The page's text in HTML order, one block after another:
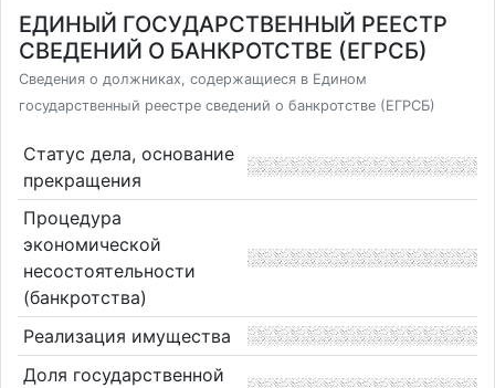
ЕДИНЫЙ ГОСУДАРСТВЕННЫЙ РЕЕСТР
СВЕДЕНИЙ О БАНКРОТСТВЕ (ЕГРСБ)
Сведения о должниках, содержащиеся в Едином
государственный реестре сведений о банкротстве (ЕГРСБ)
Статус дела, основание
прекращения
Процедура
экономической
несостоятельности
(банкротства)
Реализация имущества
Доля государственной